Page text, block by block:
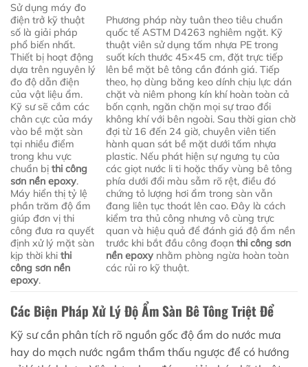
Sử dụng máy đo
điện trở kỹ thuật
số là giải pháp
phổ biến nhất.
Thiết bị hoạt động
dựa trên nguyên lý
đo độ dẫn điện
của vật liệu ẩm.
Kỹ sư sẽ cắm các
chân cực của máy
vào bề mặt sàn
tại nhiều điểm
trong khu vực
chuẩn bị thi công
sơn nền epoxy.
Máy hiển thị tỷ lệ
phần trăm độ ẩm
giúp đơn vị thi
công đưa ra quyết
định xử lý mặt sàn
kịp thời khi thi
công sơn nền
epoxy.
Phương pháp này tuân theo tiêu chuẩn
quốc tế ASTM D4263 nghiêm ngặt. Kỹ
thuật viên sử dụng tấm nhựa PE trong
suốt kích thước 45×45 cm, đặt trực tiếp
lên bề mặt bê tông cần đánh giá. Tiếp
theo, họ dùng băng keo dính chịu lực dán
chặt và niêm phong kín khí hoàn toàn cả
bốn cạnh, ngăn chặn mọi sự trao đổi
không khí với bên ngoài. Sau thời gian chờ
đợi từ 16 đến 24 giờ, chuyên viên tiến
hành quan sát bề mặt dưới tấm nhựa
plastic. Nếu phát hiện sự ngưng tụ của
các giọt nước li ti hoặc thấy vùng bê tông
phía dưới đổi màu sẫm rõ rệt, điều đó
chứng tỏ lượng hơi ẩm trong sàn vẫn
đang liên tục thoát lên cao. Đây là cách
kiểm tra thủ công nhưng vô cùng trực
quan và hiệu quả để đánh giá độ ẩm nền
trước khi bắt đầu công đoạnthi công sơn
nền epoxy nhằm phòng ngừa hoàn toàn
các rủi ro kỹ thuật.
Các Biện Pháp Xử Lý Độ Ẩm Sàn Bê Tông Triệt Để
Kỹ sư cần phân tích rõ nguồn gốc độ ẩm do nước mưa
hay do mạch nước ngầm thẩm thấu ngược để có hướng